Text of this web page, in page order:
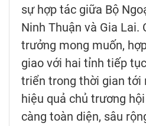
sự hợp tác giữa Bộ
Ninh Thuận và Gia Lai.
trưởng mong muốn,
giao với hai tỉnh tiếp
triển trong thời gian tới
hiệu quả chủ trương
càng toàn diện, sâu